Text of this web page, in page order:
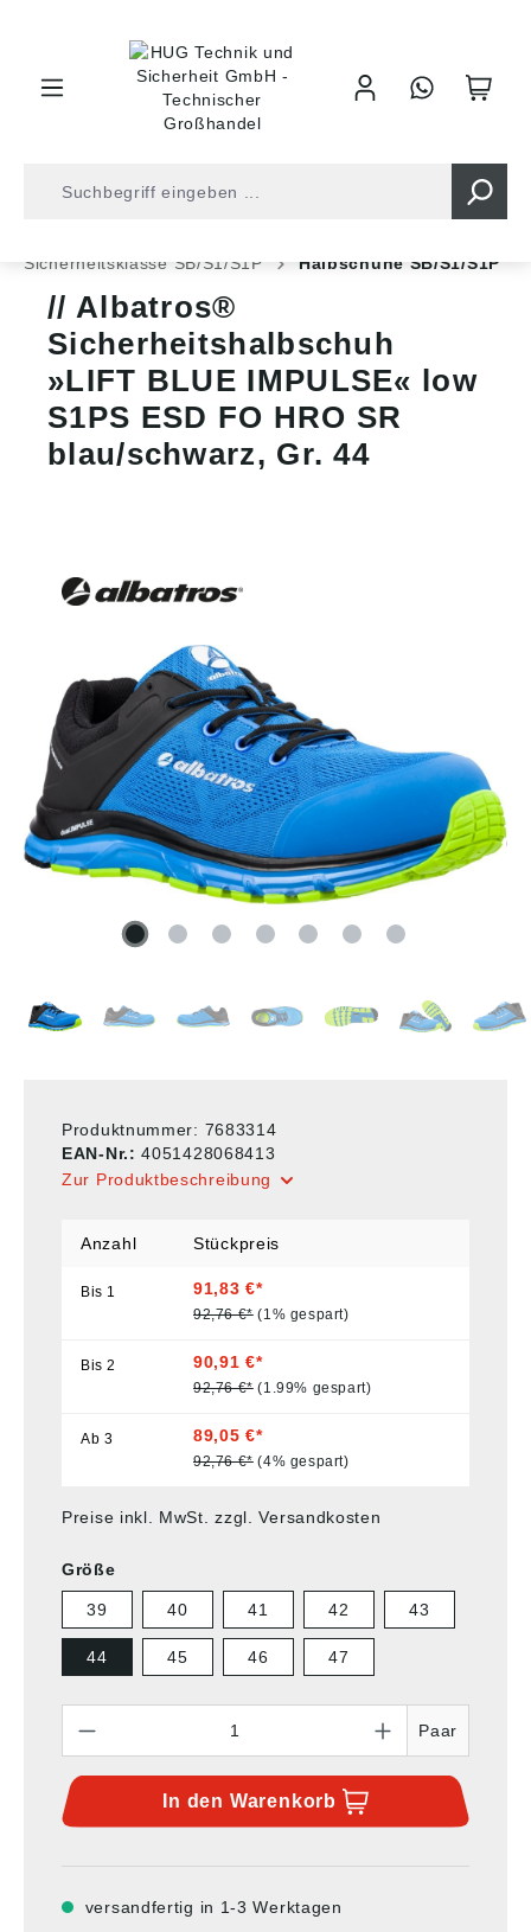
Sicherheitsklasse SB/S1/S1P
Halbschuhe SB/S1/S1P
Albatros®
Sicherheitshalbschuh
»LIFT BLUE IMPULSE« low
S1PS ESD FO HRO SR
blau/schwarz, Gr. 44
Produktnummer: 7683314
EAN-Nr.:4051428068413
Zur Produktbeschreibung
Anzahl Stückpreis
Bis 1 91,83 €*
92,76 €* (1% gespart)
Bis2 90,91 €*
92,76 €* (1.99% gespart)
Ab 3 89,05 €*
92,76 €* (4% gespart)
Preise inkl. MwSt. zzgl. Versandkosten
Größe
39 40 41 42 43
44 45 46 47
Paar
In den Warenkorb
versandfertig in 1-3 Werktagen